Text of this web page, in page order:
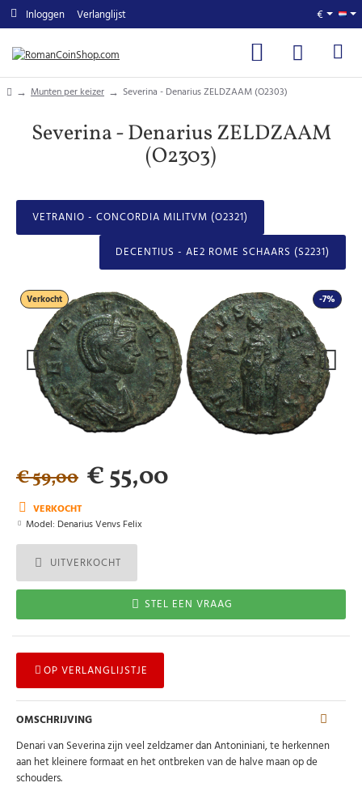
Inloggen Verlanglijst €
homeMunten per keizer Severina - Denarius ZELDZAAM (O2303)
Severina - Denarius ZELDZAAM
(O2303)
VETRANIO - CONCORDIA MILITVM (O2321)
DECENTIUS - AE2 ROME SCHAARS (S2231)
-7%
Verkocht
VERKOCHT
Model: Denarius Venvs Felix
€ 55,00
€ 59,00
UITVERKOCHT
STEL EEN VRAAG
OP VERLANGLIJSTJE
OMSCHRIJVING
Denari van Severina zijn veel zeldzamer dan Antoniniani, te herkennen
aan het kleinere formaat en het ontbreken van de halve maan op de
schouders.